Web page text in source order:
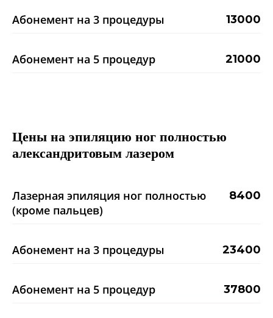
Абонемент на 3 процедуры 13000
Абонемент на 5 процедур 21000
Цены на эпиляцию ног полностью
александритовым лазером
Лазерная эпиляция ног полностью
(кроме пальцев)
8400
Абонемент на 3 процедуры 23400
Абонемент на 5 процедур 37800